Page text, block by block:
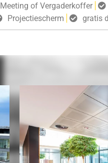
Meeting of Vergaderkoffer
Projectiescherm gratis